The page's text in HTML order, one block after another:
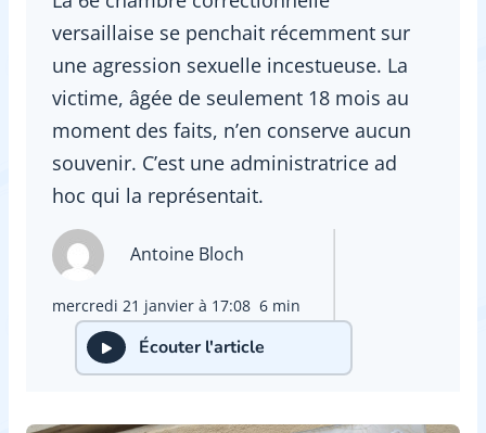
versaillaise se penchait récemment sur
une agression sexuelle incestueuse. La
victime, âgée de seulement 18 mois au
moment des faits, n’en conserve aucun
souvenir. C’est une administratrice ad
hoc qui la représentait.
Antoine Bloch
mercredi 21 janvier à 17:08 6 min
Écouter l'article